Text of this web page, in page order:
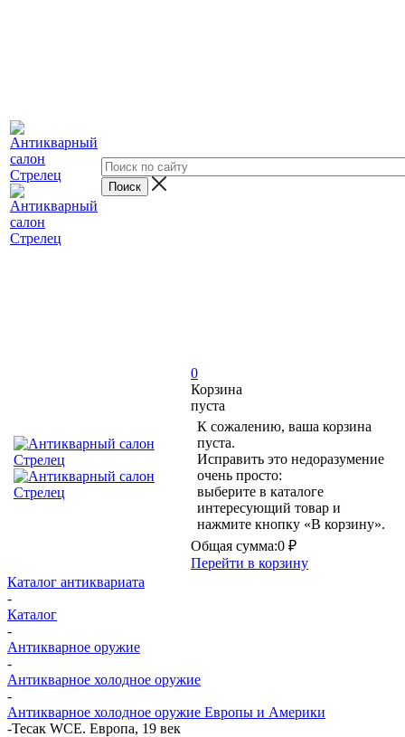
0
Корзина
пуста
К сожалению, ваша корзина
пуста.
Исправить это недоразумение
очень просто:
выберите в каталоге
интересующий товар и
нажмите кнопку «В корзину».
Общая сумма:0 ₽
Перейти в корзину
Каталог антиквариата
-
Каталог
-
Антикварное оружие
-
Антикварное холодное оружие
-
Антикварное холодное оружие Европы и Америки
-Тесак WCE. Европа, 19 век